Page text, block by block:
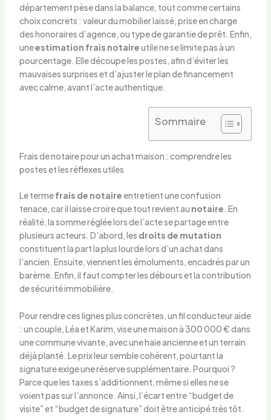
département pèse dans la balance, tout comme certains
choix concrets : valeur du mobilier laissé, prise en charge
des honoraires d’agence, ou type de garantie de prêt. Enfin,
uneestimation frais notaireutile ne se limite pas à un
pourcentage. Elle découpe les postes, afin d’éviter les
mauvaises surprises et d’ajuster le plan de financement
avec calme, avant l’acte authentique.
Sommaire
Frais de notaire pour un achat maison : comprendre les
postes et les réflexes utiles
Le termefrais de notaireentretient une confusion
tenace, car il laisse croire que tout revient au notaire. En
réalité, la somme réglée lors de l’acte se partage entre
plusieurs acteurs. D’abord, les droits de mutation
constituent la part la plus lourde lors d’un achat dans
l’ancien. Ensuite, viennent les émoluments, encadrés par un
barème. Enfin, il faut compter les débours et la contribution
de sécurité immobilière.
Pour rendre ces lignes plus concrètes, un fil conducteur aide
: un couple, Léa et Karim, vise une maison à 300 000 € dans
une commune vivante, avec une haie ancienne et un terrain
déjà planté. Le prix leur semble cohérent, pourtant la
signature exige une réserve supplémentaire. Pourquoi ?
Parce que les taxes s’additionnent, même si elles ne se
voient pas sur l’annonce. Ainsi, l’écart entre “budget de
visite” et “budget de signature” doit être anticipé très tôt.